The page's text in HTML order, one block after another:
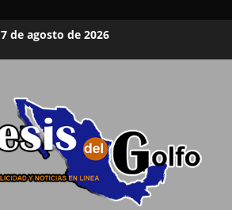
7 de agosto de 2026